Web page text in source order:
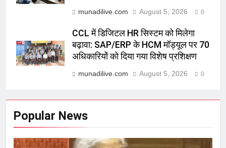
munadilive.com August 5, 2026 0
CCL में डिजिटल HR सिस्टम को मिलेगा
बढ़ावा: SAP/ERP के HCM मॉड्यूल पर 70
अधिकारियों को दिया गया विशेष प्रशिक्षण
munadilive.com August 5, 2026 0
Popular News